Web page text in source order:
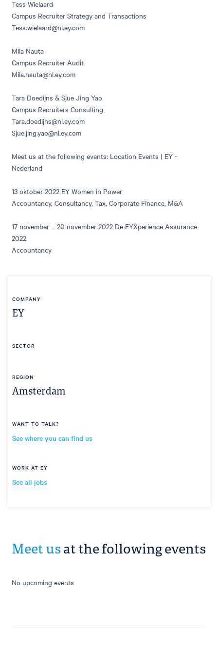
Tess Wielaard
Campus Recruiter Strategy and Transactions
Tess.wielaard@nl.ey.com
Mila Nauta
Campus Recruiter Audit
Mila.nauta@nl.ey.com
Tara Doedijns & Sjue Jing Yao
Campus Recruiters Consulting
Tara.doedijns@nl.ey.com
Sjue.jing.yao@nl.ey.com
Meet us at the following events: Location Events | EY -
Nederland
13 oktober 2022 EY Women in Power
Accountancy, Consultancy, Tax, Corporate Finance, M&A
17 november – 20 november 2022 De EYXperience Assurance
2022
Accountancy
COMPANY
EY
SECTOR
REGION
Amsterdam
WANT TO TALK?
See where you can find us
WORK AT EY
See all jobs
Meet usat the following events
No upcoming events